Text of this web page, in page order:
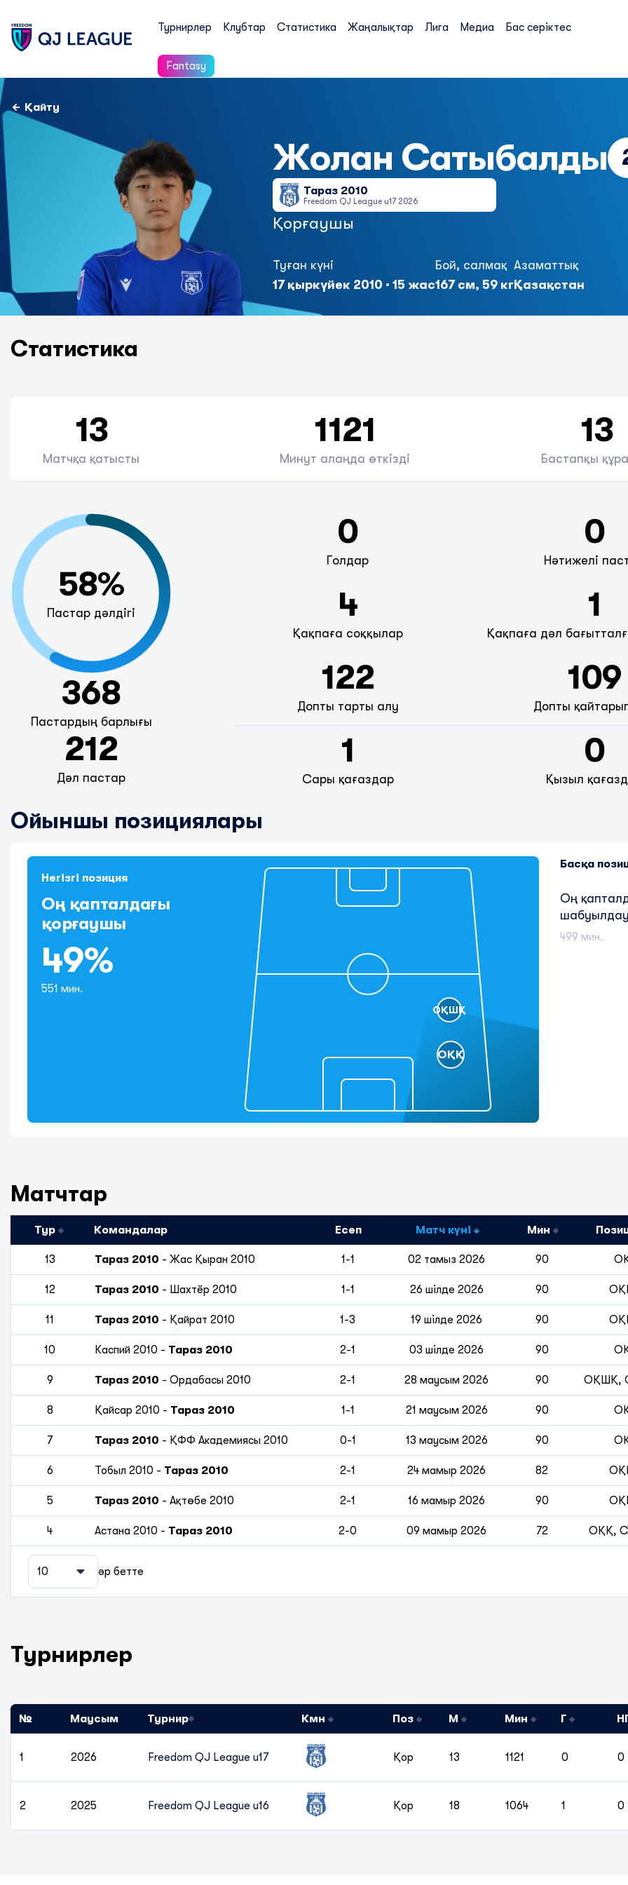
Турнирлер Клубтар Статистика Жаңалықтар Лига Медиа Бас серіктес
Fantasy
Қайту
Жолан Сатыбалды
Тараз 2010
Freedom QJ League u17 2026
Қорғаушы
Туған күні
17 қыркүйек 2010 · 15 жас
Бой, салмақ
167 см, 59 кг
Азаматтық
Қазақстан
Статистика
13
Матчқа қатысты
1121
Минут алаңда өткізді
13
Бастапқы
58%
Пастар дәлдігі
368
Пастардың барлығы
212
Дәл пастар
0
Голдар
0
Нәтижелі
4
Қақпаға соққылар
1
Қақпаға дәл
122
Допты тарты алу
109
Допты
1
Сары қағаздар
0
Қызыл
Ойыншы позициялары
Негізгі позиция
Оң қапталдағы
қорғаушы
49%
551 мин.
ОҚҚ
ОҚШҚ
Басқа
Оң
499 мин.
Матчтар
Тур Командалар Есеп Матч күні Мин
13 Тараз 2010 - Жас Қыран 2010 1-1 02 тамыз 2026 90
12 Тараз 2010 - Шахтёр 2010 1-1 26 шілде 2026 90
11 Тараз 2010 - Қайрат 2010 1-3 19 шілде 2026 90
10 Каспий 2010 - Тараз 2010 2-1 03 шілде 2026 90
9 Тараз 2010 - Ордабасы 2010 2-1 28 маусым 2026 90 ОҚШҚ,
8 Қайсар 2010 - Тараз 2010 1-1 21 маусым 2026 90
7 Тараз 2010 - ҚФФ Академиясы 2010 0-1 13 маусым 2026 90
6 Тобыл 2010 - Тараз 2010 2-1 24 мамыр 2026 82
5 Тараз 2010 - Ақтөбе 2010 2-1 16 мамыр 2026 90
4 Астана 2010 - Тараз 2010 2-0 09 мамыр 2026 72 ОҚҚ,
10 әр бетте
Турнирлер
№ Маусым Турнир Кмн Поз М Мин Г
1 2026 Freedom QJ League u17 Қор 13 1121 0 0
2 2025 Freedom QJ League u16 Қор 18 1064 1 0